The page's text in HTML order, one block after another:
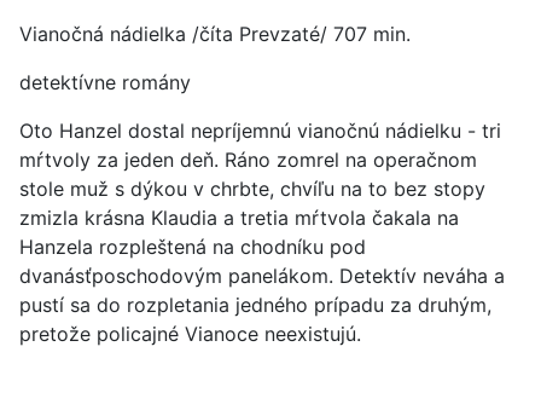
Vianočná nádielka /číta Prevzaté/ 707 min.
detektívne romány
Oto Hanzel dostal nepríjemnú vianočnú nádielku - tri
mŕtvoly za jeden deň. Ráno zomrel na operačnom
stole muž s dýkou v chrbte, chvíľu na to bez stopy
zmizla krásna Klaudia a tretia mŕtvola čakala na
Hanzela rozpleštená na chodníku pod
dvanásťposchodovým panelákom. Detektív neváha a
pustí sa do rozpletania jedného prípadu za druhým,
pretože policajné Vianoce neexistujú.